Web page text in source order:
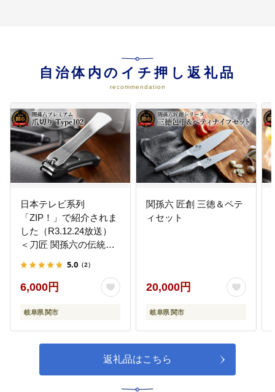
自治体内のイチ押し返礼品
recommendation
日本テレビ系列
「ZIP！」で紹介されま
した（R3.12.24放送）
＜刀匠 関孫六の伝統か
◇貝印 関孫六 爪切り
type102 ～ステンレス
高級つめきり ツメキリ
5.0 （2）
6,000円
岐阜県 関市
関孫六 匠創 三徳＆ペテ
ィセット
20,000円
岐阜県 関市
返礼品はこちら